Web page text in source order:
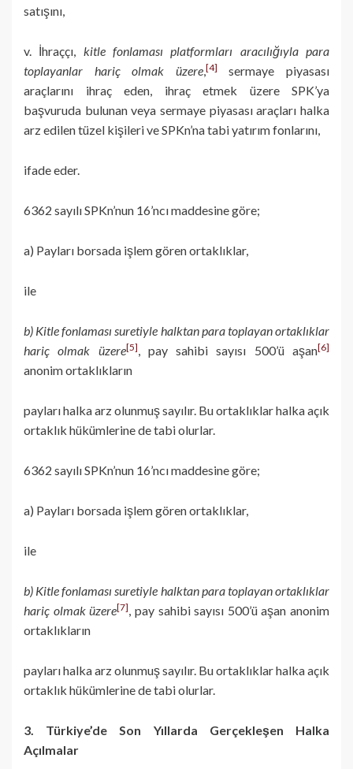
satışını,
v. İhraççı, kitle fonlaması platformları aracılığıyla para
toplayanlar hariç olmak üzere,[4]
sermaye piyasası
araçlarını ihraç eden, ihraç etmek üzere SPK’ya
başvuruda bulunan veya sermaye piyasası araçları halka
arz edilen tüzel kişileri ve SPKn’na tabi yatırım fonlarını,
ifade eder.
6362 sayılı SPKn’nun 16’ncı maddesine göre;
a) Payları borsada işlem gören ortaklıklar,
ile
b) Kitle fonlaması suretiyle halktan para toplayan ortaklıklar
hariç olmak üzere[5], pay sahibi sayısı 500’ü aşan[6]
anonim ortaklıkların
payları halka arz olunmuş sayılır. Bu ortaklıklar halka açık
ortaklık hükümlerine de tabi olurlar.
6362 sayılı SPKn’nun 16’ncı maddesine göre;
a) Payları borsada işlem gören ortaklıklar,
ile
b) Kitle fonlaması suretiyle halktan para toplayan ortaklıklar
hariç olmak üzere[7], pay sahibi sayısı 500’ü aşan anonim
ortaklıkların
payları halka arz olunmuş sayılır. Bu ortaklıklar halka açık
ortaklık hükümlerine de tabi olurlar.
3. Türkiye’de Son Yıllarda Gerçekleşen Halka
Açılmalar